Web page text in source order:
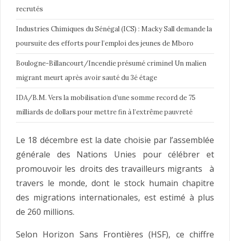
recrutés
Industries Chimiques du Sénégal (ICS) : Macky Sall demande la
poursuite des efforts pour l’emploi des jeunes de Mboro
Boulogne-Billancourt/Incendie présumé criminel Un malien
migrant meurt après avoir sauté du 3é étage
IDA/B.M. Vers la mobilisation d’une somme record de 75
milliards de dollars pour mettre fin à l’extrême pauvreté
Le 18 décembre est la date choisie par l’assemblée
générale des Nations Unies pour célébrer et
promouvoir les droits des travailleurs migrants à
travers le monde, dont le stock humain chapitre
des migrations internationales, est estimé à plus
de 260 millions.
Selon Horizon Sans Frontières (HSF), ce chiffre